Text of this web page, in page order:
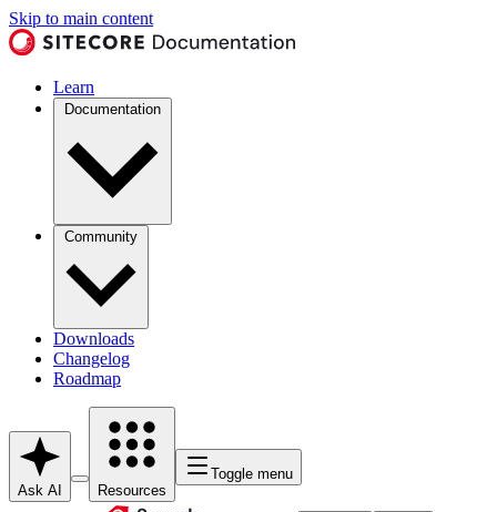
Skip to main content
Learn
Documentation
Community
Downloads
Changelog
Roadmap
Ask AI Resources
Toggle menu